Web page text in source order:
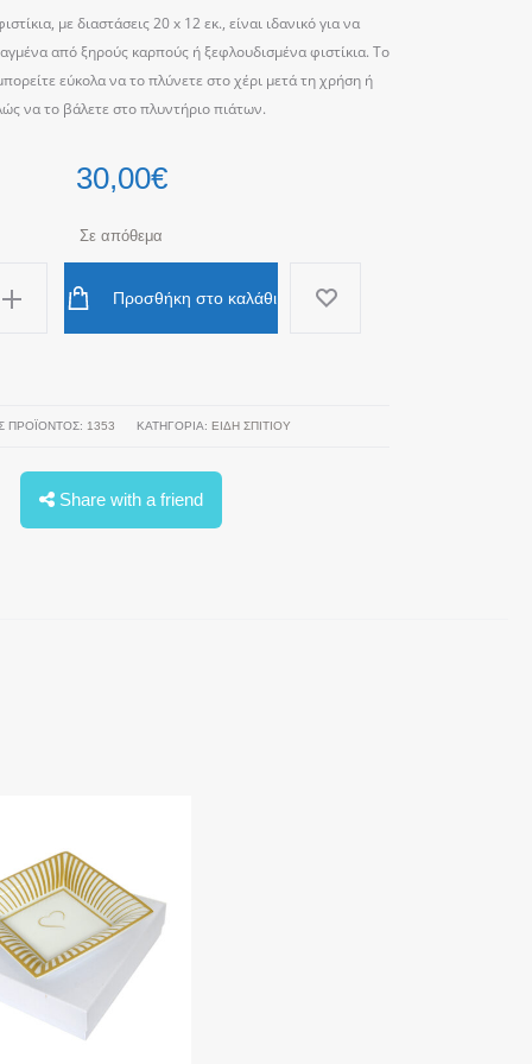
με διαστάσεις 20 x 12 εκ., είναι ιδανικό για να
από ξηρούς καρπούς ή ξεφλουδισμένα φιστίκια. Το
εύκολα να το πλύνετε στο χέρι μετά τη χρήση ή
να το βάλετε στο πλυντήριο πιάτων.
30,00€
Σε απόθεμα
Προσθήκη στο καλάθι
ΠΡΟΪΌΝΤΟΣ: 1353 ΚΑΤΗΓΟΡΊΑ: ΕΙΔΗ ΣΠΙΤΙΟΥ
Share with a friend